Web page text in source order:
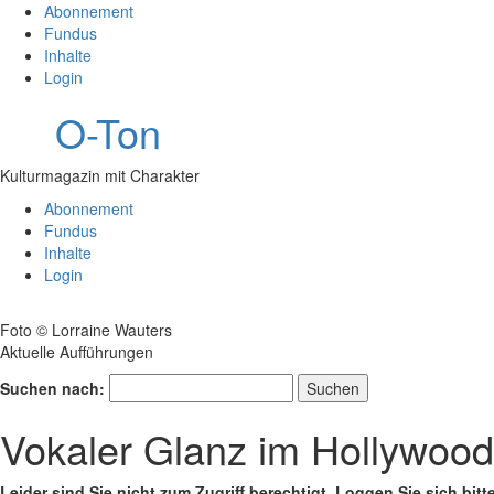
Abonnement
Fundus
Inhalte
Login
O-Ton
Kulturmagazin mit Charakter
Abonnement
Fundus
Inhalte
Login
Foto © Lorraine Wauters
Aktuelle Aufführungen
Suchen nach:
Vokaler Glanz im